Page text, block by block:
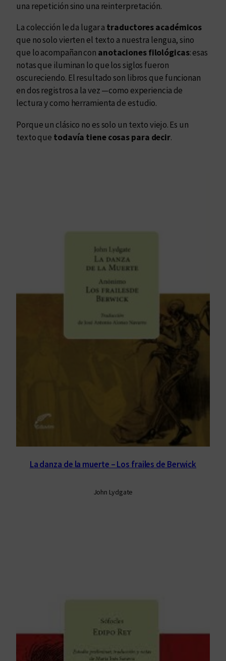
una repetición sino una reinterpretación.
La colección le da lugar a traductores académicos
que no solo vierten el texto a nuestra lengua, sino
que lo acompañan con anotaciones filológicas: esas
notas que iluminan lo que los siglos fueron
oscureciendo. El resultado son libros que funcionan
en dos registros a la vez —como experiencia de
lectura y como herramienta de estudio.
Porque un clásico no es solo un texto viejo. Es un
texto que todavía tiene cosas para decir.
La danza de la muerte – Los frailes de Berwick
John Lydgate